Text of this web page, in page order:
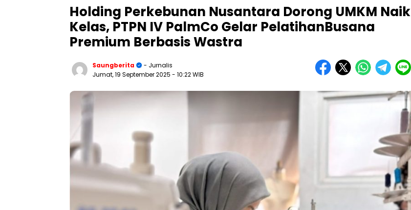
Holding Perkebunan Nusantara Dorong UMKM Naik
Kelas, PTPN IV PalmCo Gelar PelatihanBusana
Premium Berbasis Wastra
Saungberita
- Jurnalis
Jumat, 19 September 2025 - 10:22 WIB